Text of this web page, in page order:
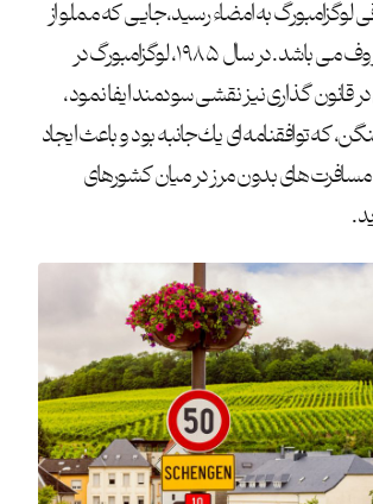
به امضاء رسید، جایی كه مملو از
انواع نمادهای معروف می باشد. در سال ۱۹۸۵، لوگزامبورگ در
قانون گذاری نیز نقشی سودمند ایفا نمود،
كه توافقنامه ای یك جانبه بود و باعث ایجاد
مسافرت های بدون مرز در میان كشورهای